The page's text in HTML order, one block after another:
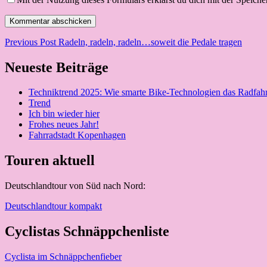
Beitragsnavigation
Previous Post Radeln, radeln, radeln…soweit die Pedale tragen
Neueste Beiträge
Techniktrend 2025: Wie smarte Bike-Technologien das
Trend
Ich bin wieder hier
Frohes neues Jahr!
Fahrradstadt Kopenhagen
Touren aktuell
Deutschlandtour von Süd nach Nord:
Deutschlandtour kompakt
Cyclistas Schnäppchenliste
Cyclista im Schnäppchenfieber